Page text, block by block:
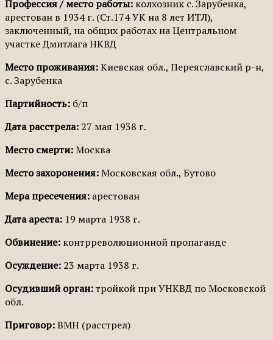
Профессия / место работы: колхозник с. Зарубенка,
арестован в 1934 г. (Ст.174 УК на 8 лет ИТЛ),
заключенный, на общих работах на Центральном
участке Дмитлага НКВД
Место проживания:Киевская обл., Переяславский р-н,
с. Зарубенка
Партийность: б/п
Дата расстрела: 27 мая 1938 г.
Место смерти:Москва
Место захоронения:Московская обл., Бутово
Мера пресечения: арестован
Дата ареста: 19 марта 1938 г.
Обвинение: контрреволюционной пропаганде
Осуждение: 23 марта 1938 г.
Осудивший орган:тройкой при УНКВД по Московской
обл.
Приговор:ВМН (расстрел)